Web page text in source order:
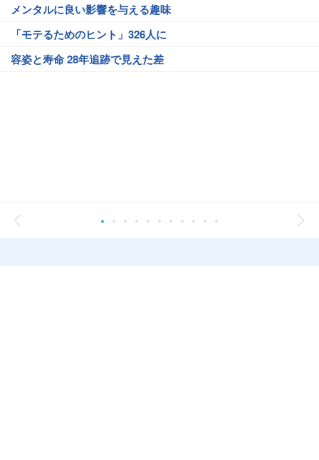
メンタルに良い影響を与える趣味
「モテるためのヒント」326人に
容姿と寿命 28年追跡で見えた差